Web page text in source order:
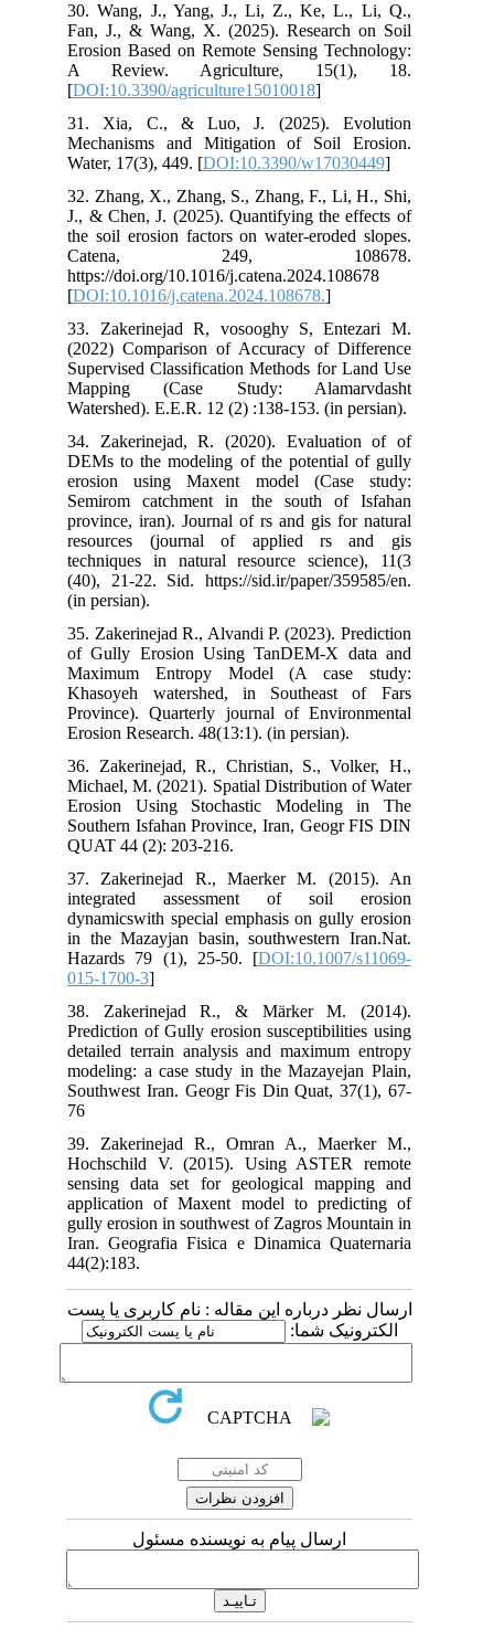
30. Wang, J., Yang, J., Li, Z., Ke, L., Li, Q.,
Fan, J., & Wang, X. (2025). Research on Soil
Erosion Based on Remote Sensing Technology:
A Review. Agriculture, 15(1), 18.
[DOI:10.3390/agriculture15010018
31. Xia, C., & Luo, J. (2025). Evolution
Mechanisms and Mitigation of Soil Erosion.
Water, 17(3), 449. [DOI:10.3390/w17030449
32. Zhang, X., Zhang, S., Zhang, F., Li, H., Shi,
J., & Chen, J. (2025). Quantifying the effects of
the soil erosion factors on water-eroded slopes.
Catena, 249, 108678.‏
https://doi.org/10.1016/j.catena.2024.108678
[DOI:10.1016/j.catena.2024.108678.
33. Zakerinejad R, vosooghy S, Entezari M.
(2022) Comparison of Accuracy of Difference
Supervised Classification Methods for Land Use
Mapping (Case Study: Alamarvdasht
Watershed). E.E.R. 12 (2) :138-153. (in persian).
34. Zakerinejad, R. (2020). Evaluation of of
DEMs to the modeling of the potential of gully
erosion using Maxent model (Case study:
Semirom catchment in the south of Isfahan
province, iran). Journal of rs and gis for natural
resources (journal of applied rs and gis
techniques in natural resource science), 11(3
(40), 21-22. Sid. https://sid.ir/paper/359585/en.
(in persian).
35. Zakerinejad R., Alvandi P. (2023). Prediction
of Gully Erosion Using TanDEM-X data and
Maximum Entropy Model (A case study:
Khasoyeh watershed, in Southeast of Fars
Province). Quarterly journal of Environmental
Erosion Research. 48(13:1). (in persian).
36. Zakerinejad, R., Christian, S., Volker, H.,
Michael, M. (2021). Spatial Distribution of Water
Erosion Using Stochastic Modeling in The
Southern Isfahan Province, Iran, Geogr FIS DIN
QUAT 44 (2): 203-216.
37. Zakerinejad R., Maerker M. (2015). An
integrated assessment of soil erosion
dynamicswith special emphasis on gully erosion
in the Mazayjan basin, southwestern Iran.Nat.
Hazards 79 (1), 25-50. [DOI:10.1007/s11069-
015-1700-3
38. Zakerinejad R., & Märker M. (2014).
Prediction of Gully erosion susceptibilities using
detailed terrain analysis and maximum entropy
modeling: a case study in the Mazayejan Plain,
Southwest Iran. Geogr Fis Din Quat, 37(1), 67-
76
39. Zakerinejad R., Omran A., Maerker M.,
Hochschild V. (2015). Using ASTER remote
sensing data set for geological mapping and
application of Maxent model to predicting of
gully erosion in southwest of Zagros Mountain in
Iran. Geografia Fisica e Dinamica Quaternaria
44(2):183.
ارسال نظر درباره این مقاله : نام کاربری یا پست
الکترونیک شما:
ارسال پیام به نویسنده مسئول